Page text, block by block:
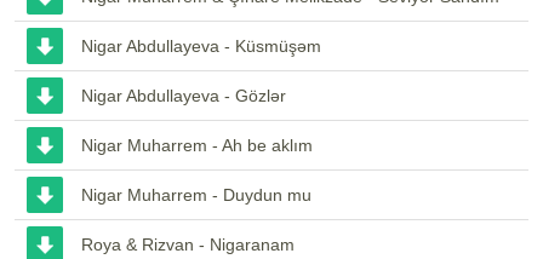
Nigar Abdullayeva - Küsmüşəm
Nigar Abdullayeva - Gözlər
Nigar Muharrem - Ah be aklım
Nigar Muharrem - Duydun mu
Roya & Rizvan - Nigaranam